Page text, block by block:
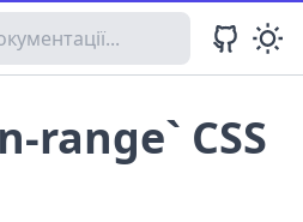
range` CSS